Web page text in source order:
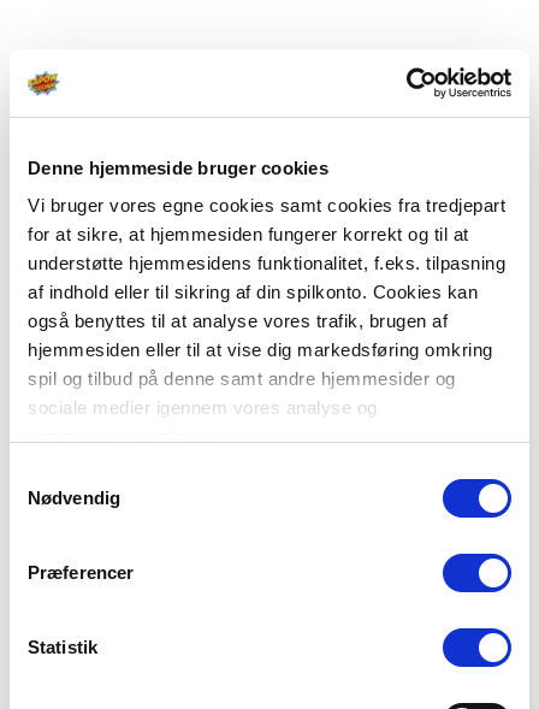
Denne hjemmeside bruger cookies
Vi bruger vores egne cookies samt cookies fra tredjepart
for at sikre, at hjemmesiden fungerer korrekt og til at
understøtte hjemmesidens funktionalitet, f.eks. tilpasning
af indhold eller til sikring af din spilkonto. Cookies kan
også benyttes til at analyse vores trafik, brugen af
hjemmesiden eller til at vise dig markedsføring omkring
spil og tilbud på denne samt andre hjemmesider og
sociale medier igennem vores analyse og
Du kan læse mere om vores brug af cookies under
"Detaljer" eller ved at klikke videre til vores Cookiepolitik,
Nødvendig
Præferencer
Statistik